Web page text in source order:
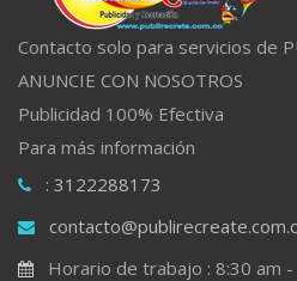
Contacto solo para servicios de
ANUNCIE CON NOSOTROS
Publicidad 100% Efectiva
Para más información
: 3122288173
Horario de trabajo : 8:30 am